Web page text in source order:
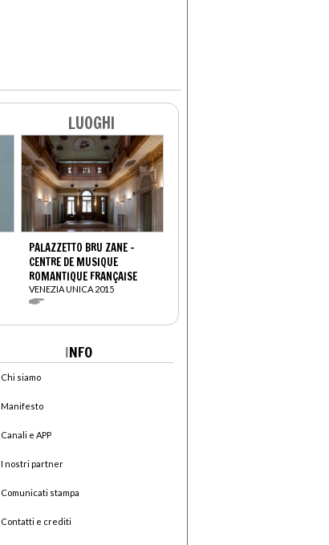
LUOGHI
PALAZZETTO BRU ZANE -
CENTRE DE MUSIQUE
ROMANTIQUE FRANÇAISE
VENEZIA UNICA 2015
INFO
Chi siamo
Manifesto
Canali e APP
I nostri partner
Comunicati stampa
Contatti e crediti